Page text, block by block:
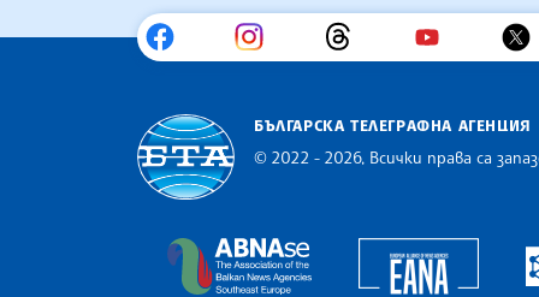
БЪЛГАРСКА ТЕЛЕГРАФНА АГЕНЦИЯ
© 2022 - 2026, Всички права са
The Assocoation of the